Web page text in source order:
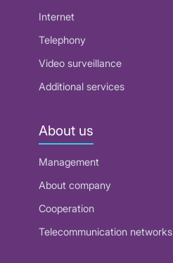
Internet
Telephony
Video surveillance
Additional services
About us
Management
About company
Cooperation
Telecommunication networks